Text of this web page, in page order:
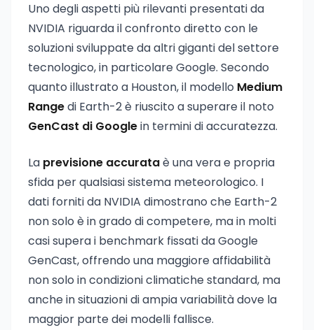
Uno degli aspetti più rilevanti presentati da
NVIDIA riguarda il confronto diretto con le
soluzioni sviluppate da altri giganti del settore
tecnologico, in particolare Google. Secondo
quanto illustrato a Houston, il modello Medium
Rangedi Earth-2 è riuscito a superare il noto
GenCast di Googlein termini di accuratezza.
La previsione accurataè una vera e propria
sfida per qualsiasi sistema meteorologico. I
dati forniti da NVIDIA dimostrano che Earth-2
non solo è in grado di competere, ma in molti
casi supera i benchmark fissati da Google
GenCast, offrendo una maggiore affidabilità
non solo in condizioni climatiche standard, ma
anche in situazioni di ampia variabilità dove la
maggior parte dei modelli fallisce.